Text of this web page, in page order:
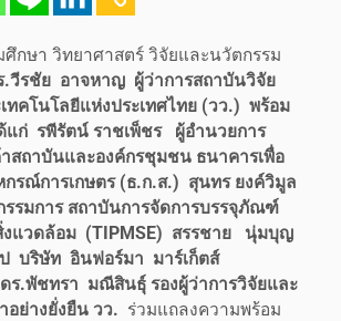
ศึกษา วิทยาศาสตร์ วิจัยและนวัตกรรม
.วีรชัย อาจหาญ ผู้ว่าการสถาบันวิจัย
ทคโนโลยีแห่งประเทศไทย (วว.) พร้อม
แก่ รพีรัตน์ ราชเพ็ชร ผู้อำนวยการ
สถาบันและองค์กรชุมชน ธนาคารเพื่อ
กรณ์การเกษตร (ธ.ก.ส.) สุนทร ยงค์วิมูล
รมการ สถาบันการจัดการบรรจุภัณฑ์
งแวดล้อม (TIPMSE) สรรชาย นุ่มบุญ
บริษัท อินฟอร์มา มาร์เก็ตส์
ดร.พัชทรา มณีสินธุ์ รองผู้ว่าการวิจัยและ
ย่างยั่งยืน วว. ร่วมแถลงความพร้อม